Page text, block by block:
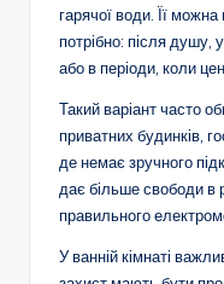
гарячої води. Її
потрібно: після душу,
або в періоди, коли
Такий варіант часто
приватних будинків,
де немає зручного
дає більше свободи в
правильного
У ванній кімнаті